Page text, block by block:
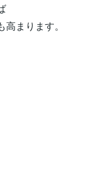
まります。